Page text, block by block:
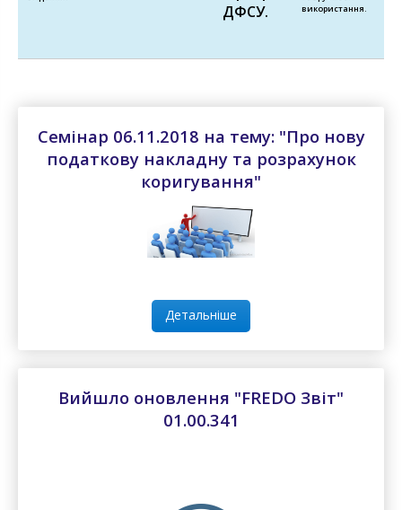
ДФСУ.
використання.
Семінар 06.11.2018 на тему: "Про нову
податкову накладну та розрахунок
коригування"
Детальніше
Вийшло оновлення "FREDO Звіт"
01.00.341